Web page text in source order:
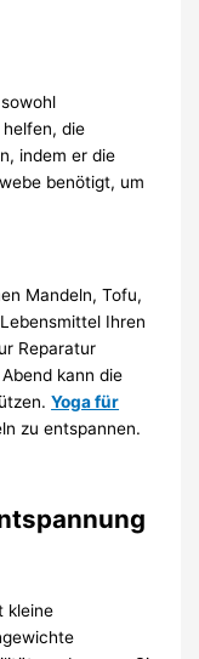
die
indem er die
benötigt, um
Mandeln, Tofu,
Ihren
Reparatur
kann die
Yoga für
zu entspannen.
kleine